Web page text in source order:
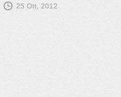
25 Ott, 2012